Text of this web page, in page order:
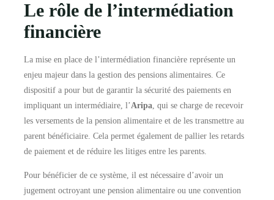
Le rôle de l’intermédiation
financière
La mise en place de l’intermédiation financière représente un
enjeu majeur dans la gestion des pensions alimentaires. Ce
dispositif a pour but de garantir la sécurité des paiements en
impliquant un intermédiaire, l’Aripa, qui se charge de recevoir
les versements de la pension alimentaire et de les transmettre au
parent bénéficiaire. Cela permet également de pallier les retards
de paiement et de réduire les litiges entre les parents.
Pour bénéficier de ce système, il est nécessaire d’avoir un
jugement octroyant une pension alimentaire ou une convention